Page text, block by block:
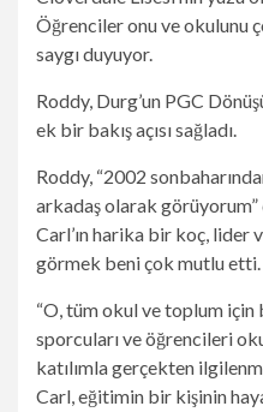
Öğrenciler onu ve okulunu
saygı duyuyor.
Roddy, Durg’un PGC
ek bir bakış açısı sağladı.
Roddy, “2002
arkadaş olarak
Carl’ın harika bir koç,
görmek beni çok mutlu etti.
“O, tüm okul ve toplum için
sporcuları ve öğrencileri
katılımla gerçekten
Carl, eğitimin bir kişinin